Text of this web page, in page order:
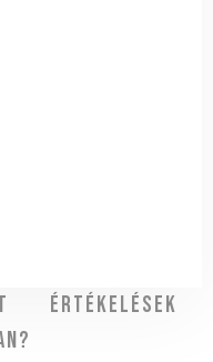
Értékelések